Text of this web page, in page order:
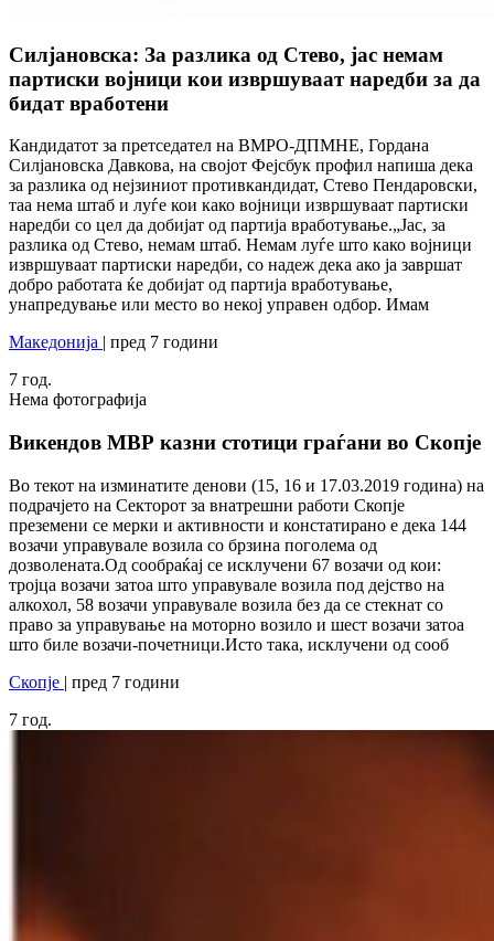
Силјановска: За разлика од Стево, јас немам
партиски војници кои извршуваат наредби за да
бидат вработени
Кандидатот за претседател на ВМРО-ДПМНЕ, Гордана
Силјановска Давкова, на својот Фејсбук профил напиша дека
за разлика од нејзиниот противкандидат, Стево Пендаровски,
таа нема штаб и луѓе кои како војници извршуваат партиски
наредби со цел да добијат од партија вработување.„Јас, за
разлика од Стево, немам штаб. Немам луѓе што како војници
извршуваат партиски наредби, со надеж дека ако ја завршат
добро работата ќе добијат од партија вработување,
унапредување или место во некој управен одбор. Имам
Македонија | пред 7 години
7 год.
Нема фотографија
Викендов МВР казни стотици граѓани во Скопје
Во текот на изминатите денови (15, 16 и 17.03.2019 година) на
подрачјето на Секторот за внатрешни работи Скопје
преземени се мерки и активности и констатирано е дека 144
возачи управувале возила со брзина поголема од
дозволената.Од сообраќај се исклучени 67 возачи од кои:
тројца возачи затоа што управувале возила под дејство на
алкохол, 58 возачи управувале возила без да се стекнат со
право за управување на моторно возило и шест возачи затоа
што биле возачи-почетници.Исто така, исклучени од сооб
Скопје | пред 7 години
7 год.